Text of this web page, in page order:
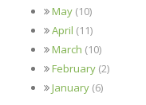
May (10)
April (11)
March (10)
February (2)
January (6)